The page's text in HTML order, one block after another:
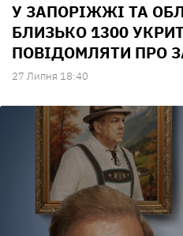
У ЗАПОРІЖЖІ ТА
БЛИЗЬКО 1300
ПОВІДОМЛЯТИ ПРО
27 Липня 18:40